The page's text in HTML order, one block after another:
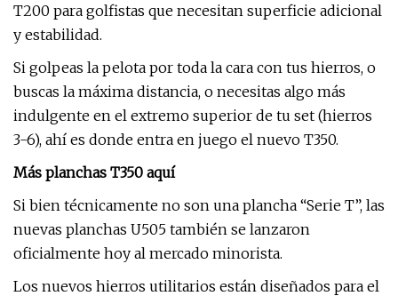
T200 para golfistas que necesitan superficie adicional
y estabilidad.
Si golpeas la pelota por toda la cara con tus hierros, o
buscas la máxima distancia, o necesitas algo más
indulgente en el extremo superior de tu set (hierros
3-6), ahí es donde entra en juego el nuevo T350.
Más planchas T350 aquí
Si bien técnicamente no son una plancha “Serie T”, las
nuevas planchas U505 también se lanzaron
oficialmente hoy al mercado minorista.
Los nuevos hierros utilitarios están diseñados para el